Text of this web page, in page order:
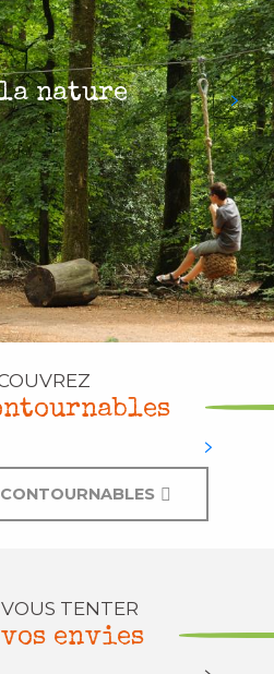
la nature
de Perseigne
TENTER
envies